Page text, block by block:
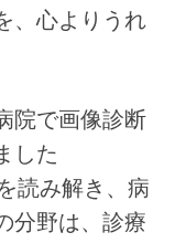
、心よりうれ
院で画像診断
した
読み解き、病
分野は、診療